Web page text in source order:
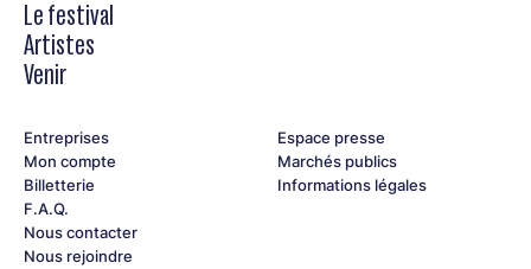
Le festival
Artistes
Venir
Entreprises
Mon compte
Billetterie
F.A.Q.
Nous contacter
Nous rejoindre
Espace presse
Marchés publics
Informations légales